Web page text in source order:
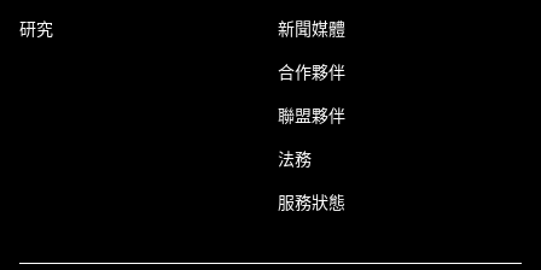
研究 新聞媒體
合作夥伴
聯盟夥伴
法務
服務狀態